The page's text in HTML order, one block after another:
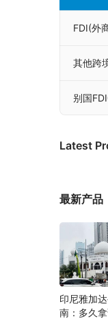
FDI(外
其他跨
别国
Latest
最新产品
印尼雅加
南：多久